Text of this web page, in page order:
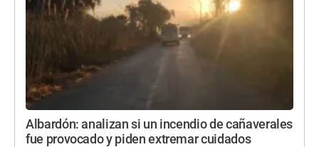
Albardón: analizan si un incendio de cañaverales
fue provocado y piden extremar cuidados